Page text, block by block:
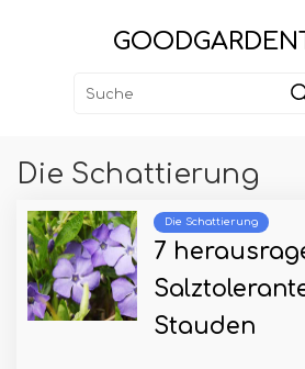
Die Schattierung
Die Schattierung
7
Stauden